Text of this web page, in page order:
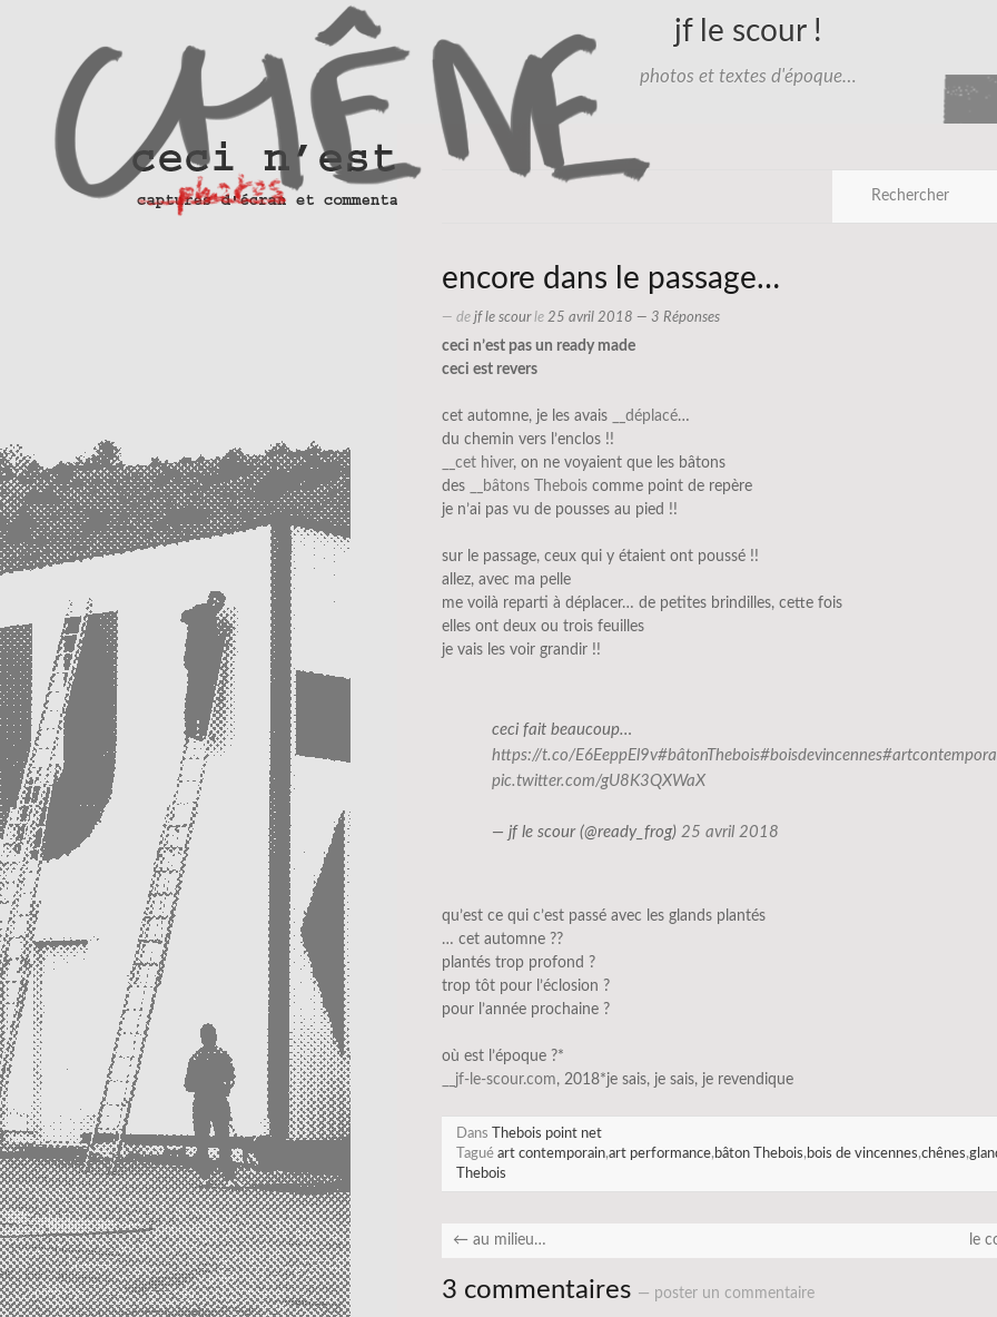
jf le scour !
photos et textes d'époque…
encore dans le passage…
— de jf le scourle 25 avril 2018 — 3 Réponses
ceci n’est pas un ready made
ceci est revers
cet automne, je les avais __déplacé…
du chemin vers l’enclos !!
__cet hiver, on ne voyaient que les bâtons
des
__bâtons Thebois comme point de repère
je n’ai pas vu de pousses au pied !!
sur le passage, ceux qui y étaient ont poussé !!
allez, avec ma pelle
me voilà reparti à déplacer… de petites brindilles, cette fois
elles ont deux ou trois feuilles
je vais les voir grandir !!
ceci fait beaucoup…
https://t.co/E6EeppEl9v#bâtonThebois#boisdevincennes
pic.twitter.com/gU8K3QXWaX
— jf le scour (@ready_frog) 25 avril 2018
qu’est ce qui c’est passé avec les glands plantés
… cet automne ??
plantés trop profond ?
trop tôt pour l’éclosion ?
pour l’année prochaine ?
où est l’époque ?*
__jf-le-scour.com, 2018*je sais, je sais, je revendique
Dans
Thebois point net
Tagué art contemporain,art performance,bâton Thebois,bois de vincennes,chênes,
Thebois
← au milieu… le
3 commentaires — poster un commentaire